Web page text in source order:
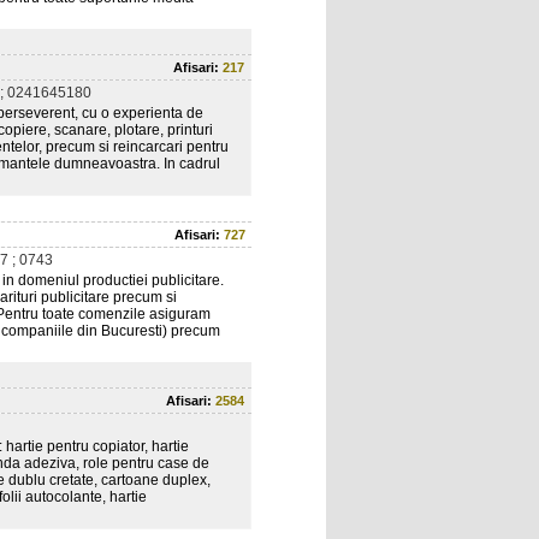
Afisari: 217
0241645180
cu o experienta de
scanare, plotare, printuri
precum si reincarcari pentru
dumneavoastra. In cadrul
Afisari: 727
; 0743
domeniul productiei publicitare.
publicitare precum si
toate comenzile asiguram
din Bucuresti) precum
Afisari: 2584
pentru copiator, hartie
adeziva, role pentru case de
dublu cretate, cartoane duplex,
autocolante, hartie